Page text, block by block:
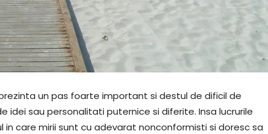
un pas foarte important si destul de dificil de
idei sau personalitati puternice si diferite. Insa lucrurile
care mirii sunt cu adevarat nonconformisti si doresc sa